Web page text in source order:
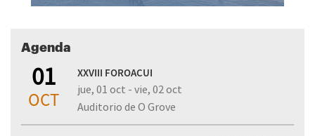
Agenda
01
OCT
XXVIII FOROACUI
jue, 01 oct - vie, 02 oct
Auditorio de O Grove